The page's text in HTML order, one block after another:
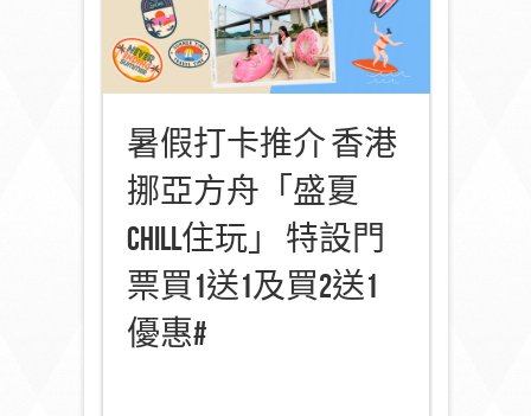
暑假打卡推介 香港
挪亞方舟「盛夏
Chill住玩」 特設門
票買1送1及買2送1
優惠#